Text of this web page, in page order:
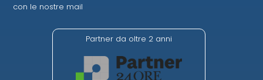
con le nostre mail
Partner da oltre 2 anni